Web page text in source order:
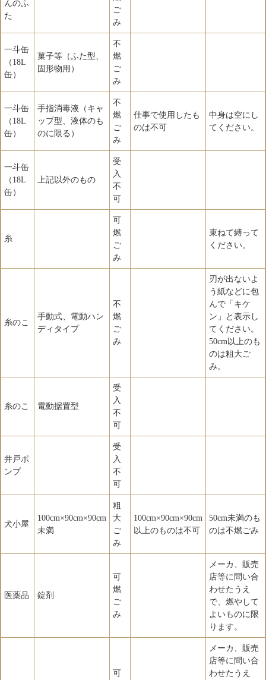
んのふ
た
ご
み
一斗缶
（18L
缶）
菓子等（ふた型、
固形物用）
不
燃
ご
み
一斗缶
（18L
缶）
手指消毒液（キャ
ップ型、液体のも
のに限る）
不
燃
ご
み
仕事で使用したも
のは不可
中身は空にし
てください。
一斗缶
（18L
缶）
上記以外のもの
受
入
不
可
糸
可
燃
ご
み
束ねて縛って
ください。
糸のこ
手動式、電動ハン
ディタイプ
不
燃
ご
み
刃が出ないよ
う紙などに包
んで「キケ
ン」と表示し
てください。
50cm以上のも
のは粗大ご
み。
糸のこ 電動据置型
受
入
不
可
井戸ポ
ンプ
受
入
不
可
犬小屋
100cm×90cm×90cm
未満
粗
大
ご
み
100cm×90cm×90cm
以上のものは不可
50cm未満のも
のは不燃ごみ
医薬品 錠剤
可
燃
ご
み
メーカ、販売
店等に問い合
わせたうえ
で、燃やして
よいものに限
ります。
可
メーカ、販売
店等に問い合
わせたうえ